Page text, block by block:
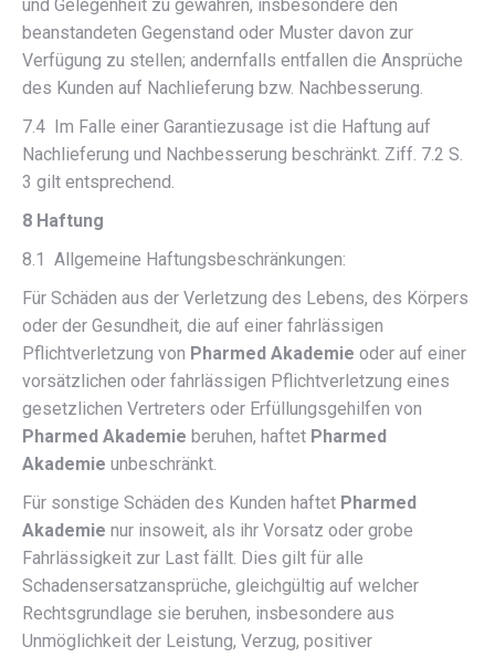
und Gelegenheit zu gewähren, insbesondere den
beanstandeten Gegenstand oder Muster davon zur
Verfügung zu stellen; andernfalls entfallen die Ansprüche
des Kunden auf Nachlieferung bzw. Nachbesserung.
7.4 Im Falle einer Garantiezusage ist die Haftung auf
Nachlieferung und Nachbesserung beschränkt. Ziff. 7.2 S.
3 gilt entsprechend.
8 Haftung
8.1 Allgemeine Haftungsbeschränkungen:
Für Schäden aus der Verletzung des Lebens, des Körpers
oder der Gesundheit, die auf einer fahrlässigen
Pflichtverletzung von Pharmed Akademie oder auf einer
vorsätzlichen oder fahrlässigen Pflichtverletzung eines
gesetzlichen Vertreters oder Erfüllungsgehilfen von
Pharmed Akademie beruhen, haftet Pharmed
Akademie unbeschränkt.
Für sonstige Schäden des Kunden haftet Pharmed
Akademie nur insoweit, als ihr Vorsatz oder grobe
Fahrlässigkeit zur Last fällt. Dies gilt für alle
Schadensersatzansprüche, gleichgültig auf welcher
Rechtsgrundlage sie beruhen, insbesondere aus
Unmöglichkeit der Leistung, Verzug, positiver